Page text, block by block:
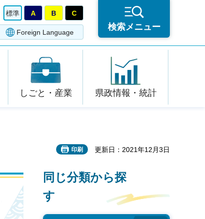
標準 A B C
Foreign Language
検索メニュー
しごと・産業 県政情報・統計
印刷 更新日：2021年12月3日
同じ分類から探
す